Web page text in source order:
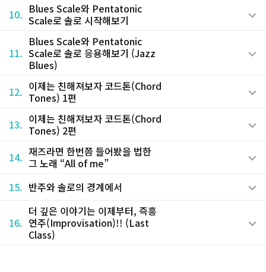
10. Blues Scale와 Pentatonic
Scale로 솔로 시작해보기
11.
Blues Scale와 Pentatonic
Scale로 솔로 응용해보기 (Jazz
Blues)
12. 이제는 친해져보자 코드톤(Chord
Tones) 1편
13. 이제는 친해져보자 코드톤(Chord
Tones) 2편
14. 재즈라면 한번쯤 들어봤을 법한
그 노래 “All of me”
15. 반주와 솔로의 경계에서
16.
더 깊은 이야기는 이제부터, 즉흥
연주(Improvisation)!! (Last
Class)